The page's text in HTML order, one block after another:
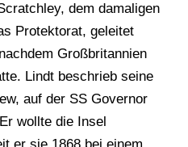
dem damaligen
Protektorat, geleitet
Großbritannien
Lindt beschrieb seine
auf der SS Governor
wollte die Insel